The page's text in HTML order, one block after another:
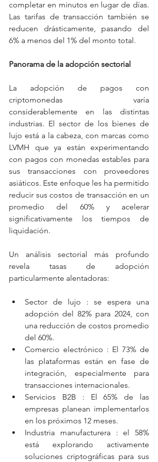
completar en minutos en lugar de días.
Las tarifas de transacción también se
reducen drásticamente, pasando del
6% a menos del 1% del monto total.
Panorama de la adopción sectorial
La adopción de pagos con
criptomonedas varía
considerablemente en las distintas
industrias. El sector de los bienes de
lujo está a la cabeza, con marcas como
LVMH que ya están experimentando
con pagos con monedas estables para
sus transacciones con proveedores
asiáticos. Este enfoque les ha permitido
reducir sus costos de transacción en un
promedio del 60% y acelerar
significativamente los tiempos de
liquidación.
Un análisis sectorial más profundo
revela tasas de adopción
particularmente alentadoras:
Sector de lujo : se espera una
adopción del 82% para 2024, con
una reducción de costos promedio
del 60%.
Comercio electrónico : El 73% de
las plataformas están en fase de
integración, especialmente para
transacciones internacionales.
Servicios B2B : El 65% de las
empresas planean implementarlos
en los próximos 12 meses.
Industria manufacturera : el 58%
está explorando activamente
soluciones criptográficas para sus